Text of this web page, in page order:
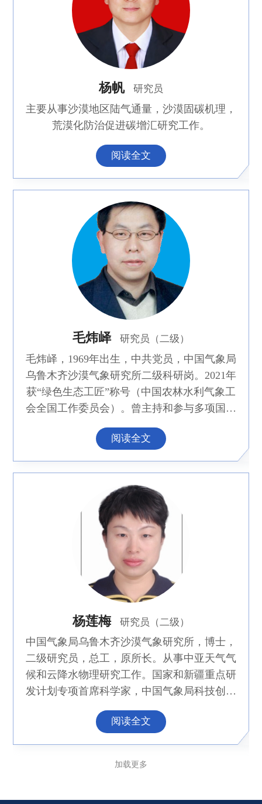
杨帆 研究员
主要从事沙漠地区陆气通量，沙漠固碳机理，
荒漠化防治促进碳增汇研究工作。
阅读全文
毛炜峄 研究员（二级）
毛炜峄，1969年出生，中共党员，中国气象局
乌鲁木齐沙漠气象研究所二级科研岗。2021年
获“绿色生态工匠”称号（中国农林水利气象工
会全国工作委员会）。曾主持和参与多项国家
参与省部级科技项目10余项，合作发表论文超
来多份决策服务材料得到时任自治区领导批
复。现任国际水文科学协会中国委员会
（CNC-IAHS）冰雪水文分委员会委员。《沙
漠与绿洲气象》副主编（兼）。
阅读全文
杨莲梅 研究员（二级）
中国气象局乌鲁木齐沙漠气象研究所，博士，
二级研究员，总工，原所长。从事中亚天气气
候和云降水物理研究工作。国家和新疆重点研
发计划专项首席科学家，中国气象局科技创新
高层次“领军人才”、新疆科技创新高层次“领
军人才”和“突出贡献优秀专家”。建立了中亚
阅读全文
加载更多